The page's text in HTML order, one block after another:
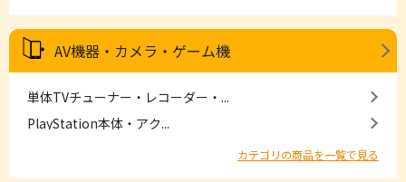
AV機器・カメラ・ゲーム機
単体TVチューナー・レコーダー・...
PlayStation本体・アク...
カテゴリの商品を一覧で見る